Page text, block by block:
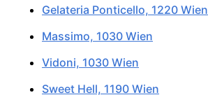
Gelateria Ponticello, 1220 Wien
Massimo, 1030 Wien
Vidoni, 1030 Wien
Sweet Hell, 1190 Wien